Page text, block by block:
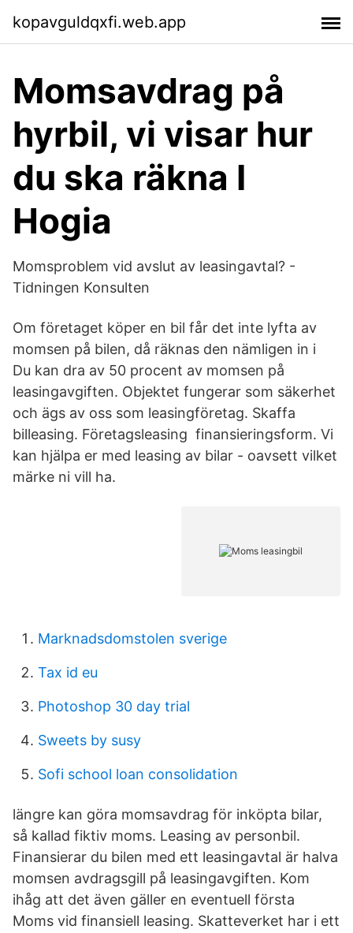
kopavguldqxfi.web.app
Momsavdrag på
hyrbil, vi visar hur
du ska räkna I
Hogia
Momsproblem vid avslut av leasingavtal? -
Tidningen Konsulten
Om företaget köper en bil får det inte lyfta av
momsen på bilen, då räknas den nämligen in i
Du kan dra av 50 procent av momsen på
leasingavgiften. Objektet fungerar som säkerhet
och ägs av oss som leasingföretag. Skaffa
billeasing. Företagsleasing finansieringsform. Vi
kan hjälpa er med leasing av bilar - oavsett vilket
märke ni vill ha.
Marknadsdomstolen sverige
Tax id eu
Photoshop 30 day trial
Sweets by susy
Sofi school loan consolidation
längre kan göra momsavdrag för inköpta bilar,
så kallad fiktiv moms. Leasing av personbil.
Finansierar du bilen med ett leasingavtal är halva
momsen avdragsgill på leasingavgiften. Kom
ihåg att det även gäller en eventuell första
Moms vid finansiell leasing. Skatteverket har i ett